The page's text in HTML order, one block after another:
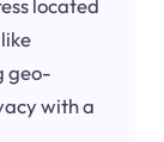
located
geo-
with a